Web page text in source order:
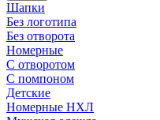
Шапки
Без логотипа
Без отворота
Номерные
С отворотом
С помпоном
Детские
Номерные НХЛ